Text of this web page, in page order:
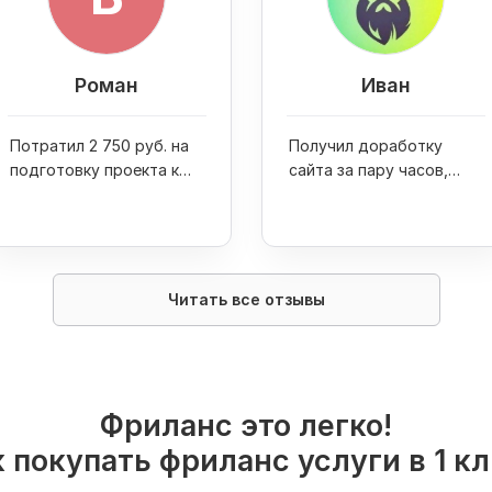
Роман
Потратил 2 750 руб. на
подготовку проекта к
репутации
Иван
Получил доработку
сайта за пару часов,
750 руб.
Читать все отзывы
Фриланс это легко!
покупать фриланс услуги в 1